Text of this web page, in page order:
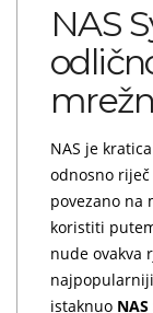
NAS
NAS je
odnosno
povezano na
koristiti
nude ovakva
istaknuo